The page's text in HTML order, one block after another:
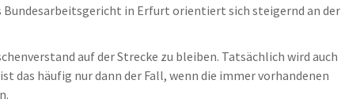
in Erfurt orientiert sich steigernd an der
auf der Strecke zu bleiben. Tatsächlich wird auch
das häufig nur dann der Fall, wenn die immer vorhandenen